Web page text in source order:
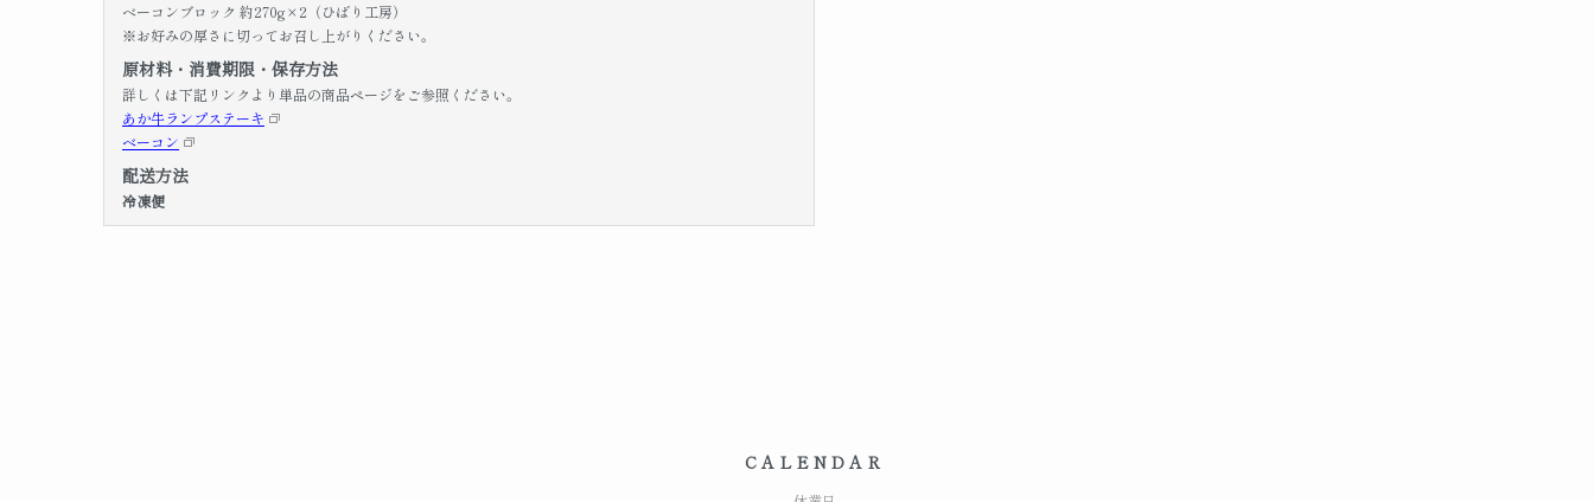
ベーコンブロック 約270g×2（ひばり工房）
※お好みの厚さに切ってお召し上がりください。
原材料・消費期限・保存方法
詳しくは下記リンクより単品の商品ページをご参照ください。
あか牛ランプステーキ
ベーコン
配送方法
冷凍便
CALENDAR